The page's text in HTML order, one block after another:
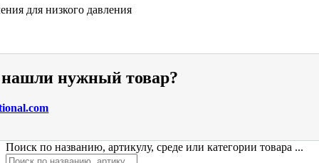
для низкого давления
нужный товар?
Поиск по названию, артикулу, среде или категории товара ...